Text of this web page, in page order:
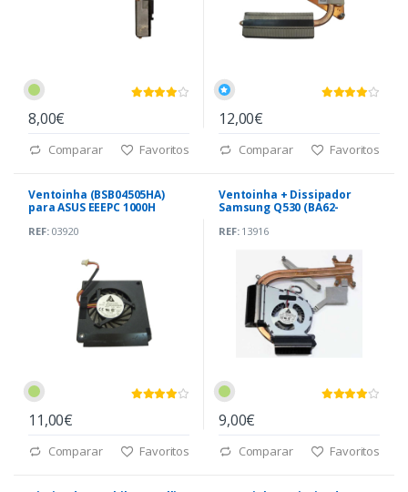
8,00€
Comparar Favoritos
12,00€
Comparar Favoritos
Ventoinha (BSB04505HA)
para ASUS EEEPC 1000H
REF:03920
11,00€
Comparar Favoritos
Ventoinha + Dissipador
Samsung Q530 (BA62-
REF:13916
9,00€
Comparar Favoritos